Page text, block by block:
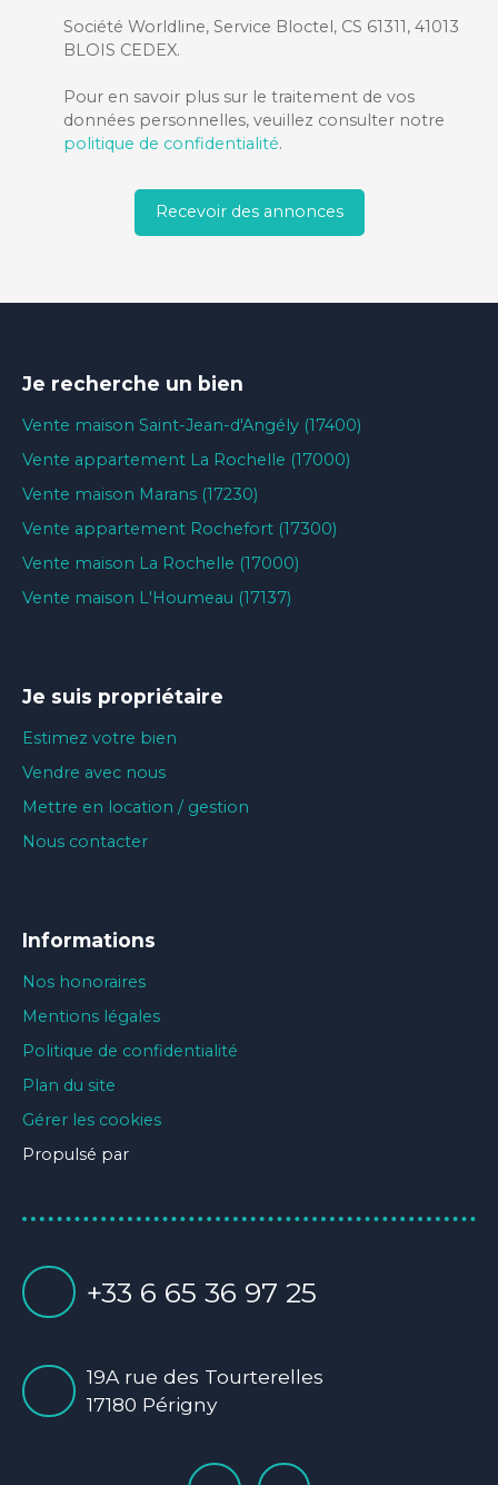
Société Worldline, Service Bloctel, CS 61311, 41013
BLOIS CEDEX.
Pour en savoir plus sur le traitement de vos
données personnelles, veuillez consulter notre
politique de confidentialité.
Recevoir des annonces
Je recherche un bien
Vente maison Saint-Jean-d'Angély (17400)
Vente appartement La Rochelle (17000)
Vente maison Marans (17230)
Vente appartement Rochefort (17300)
Vente maison La Rochelle (17000)
Vente maison L'Houmeau (17137)
Je suis propriétaire
Estimez votre bien
Vendre avec nous
Mettre en location / gestion
Nous contacter
Informations
Nos honoraires
Mentions légales
Politique de confidentialité
Plan du site
Gérer les cookies
Propulsé par
+33 6 65 36 97 25
19A rue des Tourterelles
17180 Périgny